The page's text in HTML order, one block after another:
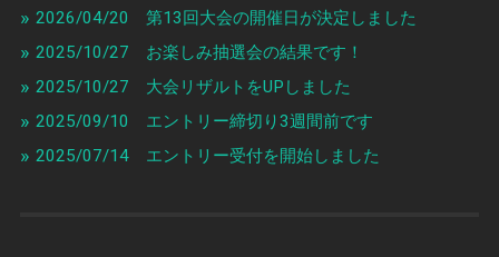
2026/04/20 第13回大会の開催日が決定しました
2025/10/27 お楽しみ抽選会の結果です！
2025/10/27 大会リザルトをUPしました
2025/09/10 エントリー締切り3週間前です
2025/07/14 エントリー受付を開始しました